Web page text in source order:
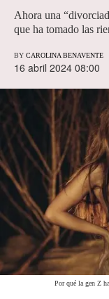
Ahora una
que ha tomado las
BY CAROLINA BENAVENTE
16 abril 2024 08:00
Por qué la gen Z